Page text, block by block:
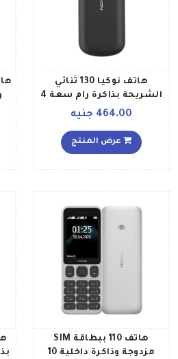
هاتف نوكيا 130 ثنائي
الشريحة بذاكرة رام سعة 4
464.00 جنيه
عرض المنتج
هاتف 110 ببطاقة SIM
مزدوجة وذاكرة داخلية 10